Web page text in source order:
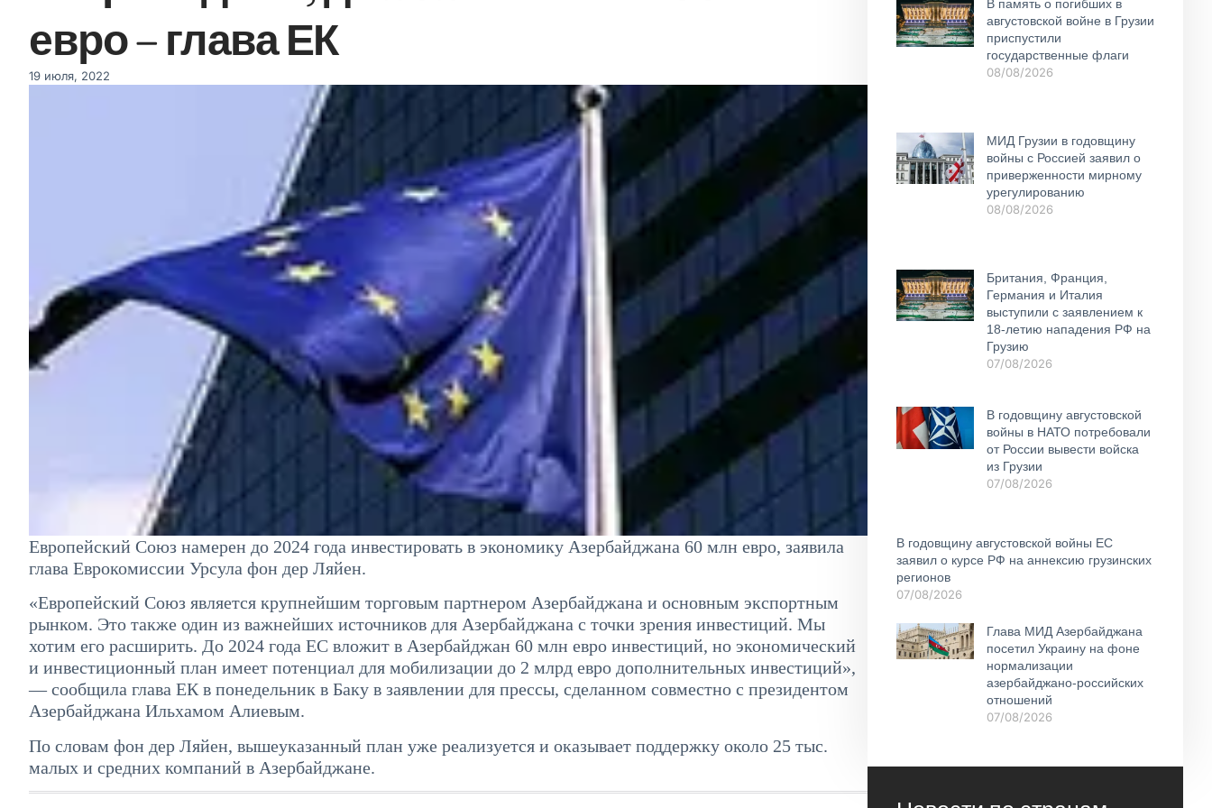
евро – глава ЕК
19 июля, 2022
Европейский Союз намерен до 2024 года инвестировать в экономику Азербайджана 60 млн евро, заявила
глава Еврокомиссии Урсула фон дер Ляйен.
«Европейский Союз является крупнейшим торговым партнером Азербайджана и основным экспортным
рынком. Это также один из важнейших источников для Азербайджана с точки зрения инвестиций. Мы
хотим его расширить. До 2024 года ЕС вложит в Азербайджан 60 млн евро инвестиций, но экономический
и инвестиционный план имеет потенциал для мобилизации до 2 млрд евро дополнительных инвестиций»,
— сообщила глава ЕК в понедельник в Баку в заявлении для прессы, сделанном совместно с президентом
Азербайджана Ильхамом Алиевым.
По словам фон дер Ляйен, вышеуказанный план уже реализуется и оказывает поддержку около 25 тыс.
малых и средних компаний в Азербайджане.
В память о погибших в
августовской войне в Грузии
приспустили
государственные флаги
08/08/2026
МИД Грузии в годовщину
войны с Россией заявил о
приверженности мирному
урегулированию
08/08/2026
Британия, Франция,
Германия и Италия
выступили с заявлением к
18-летию нападения РФ на
Грузию
07/08/2026
В годовщину августовской
войны в НАТО потребовали
от России вывести войска
из Грузии
07/08/2026
В годовщину августовской войны ЕС
заявил о курсе РФ на аннексию грузинских
регионов
07/08/2026
Глава МИД Азербайджана
посетил Украину на фоне
нормализации
азербайджано-российских
отношений
07/08/2026